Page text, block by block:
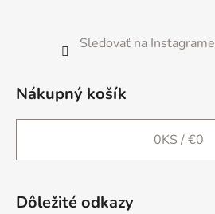
Sledovať na Instagrame
Nákupný košík
0KS /€0
Dôležité odkazy